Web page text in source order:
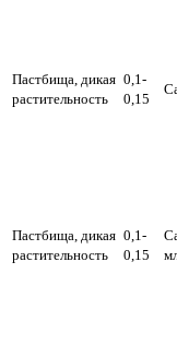
Пастбища, дикая
растительность
0,1-
0,15
Пастбища, дикая
растительность
0,1-
0,15